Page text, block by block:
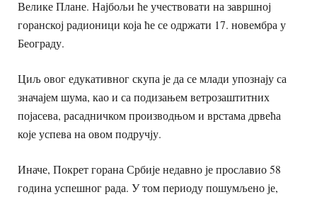
Велике Плане. Најбољи ће учествовати на завршној
горанској радионици која ће се одржати 17. новембра у
Београду.
Циљ овог едукативног скупа је да се млади упознају са
значајем шума, као и са подизањем ветрозаштитних
појасева, расадничком производњом и врстама дрвећа
које успева на овом подручју.
Иначе, Покрет горана Србије недавно је прославио 58
година успешног рада. У том периоду пошумљено је,